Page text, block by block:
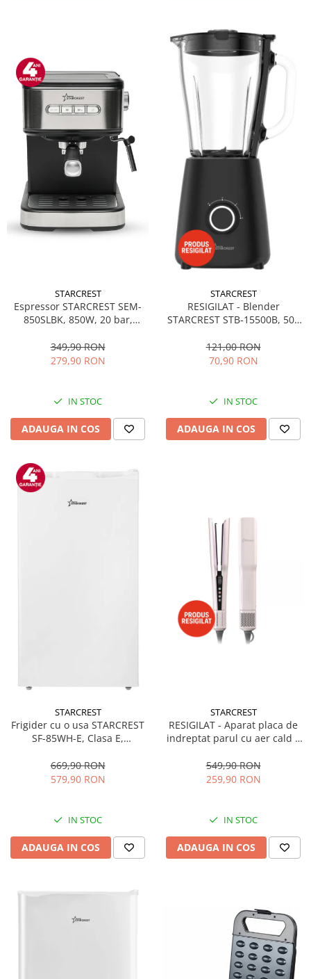
STARCREST
Espressor STARCREST SEM-
850SLBK, 850W, 20 bar,
dispozitiv spumare, filtru
dublu din inox, Negru/Inox
349,90 RON
279,90 RON
IN STOC
ADAUGA IN COS
STARCREST
RESIGILAT - Blender
STARCREST STB-15500B, 500
Pulse, Negru
121,00 RON
70,90 RON
IN STOC
ADAUGA IN COS
STARCREST
Frigider cu o usa STARCREST
SF-85WH-E, Clasa E,
interioara, Compartiment
gheata, H 82 cm, Alb
669,90 RON
579,90 RON
IN STOC
ADAUGA IN COS
STARCREST
RESIGILAT - Aparat placa de
indreptat parul cu aer cald 2
1300 W, Uscare si indreptare,
Afisaj LCD, Tehnologie cu ioni
549,90 RON
259,90 RON
IN STOC
ADAUGA IN COS